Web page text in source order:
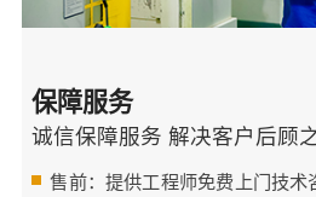
保障服务
诚信保障服务 解决客户后顾
售前：提供工程师免费上门技